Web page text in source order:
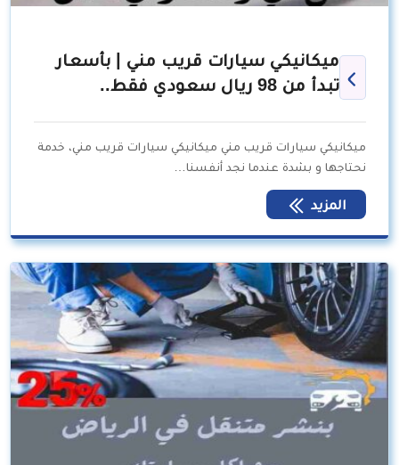
ميكانيكي سيارات قريب مني | بأسعار
تبدأ من 98 ريال سعودي فقط..
ميكانيكي سيارات قريب مني ميكانيكي سيارات قريب مني، خدمة
نحتاجها و بشدة عندما نجد أنفسنا…
المزيد